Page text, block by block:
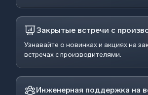
Закрытые встречи с
Узнавайте о новинках и акциях на
встречах с производителями.
Инженерная поддержка на